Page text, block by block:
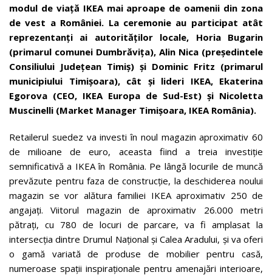
modul de viață IKEA mai aproape de oamenii din zona
de vest a României. La ceremonie au participat atât
reprezentanți ai autorităților locale, Horia Bugarin
(primarul comunei Dumbrăvița), Alin Nica (președintele
Consiliului Județean Timiș) și Dominic Fritz (primarul
municipiului Timișoara), cât și lideri IKEA, Ekaterina
Egorova (CEO, IKEA Europa de Sud-Est) și Nicoletta
Muscinelli (Market Manager Timișoara, IKEA România).
Retailerul suedez va investi în noul magazin aproximativ 60
de milioane de euro, aceasta fiind a treia investiție
semnificativă a IKEA în România. Pe lângă locurile de muncă
prevăzute pentru faza de construcție, la deschiderea noului
magazin se vor alătura familiei IKEA aproximativ 250 de
angajați. Viitorul magazin de aproximativ 26.000 metri
pătrați, cu 780 de locuri de parcare, va fi amplasat la
intersecția dintre Drumul Național și Calea Aradului, și va oferi
o gamă variată de produse de mobilier pentru casă,
numeroase spații inspiraționale pentru amenajări interioare,